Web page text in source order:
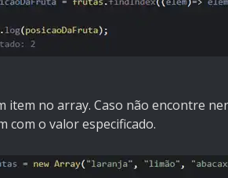
item no array. Caso não encontre
com o valor especificado.